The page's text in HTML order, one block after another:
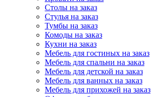
Столы на заказ
Стулья на заказ
Тумбы на заказ
Комоды на заказ
Кухни на заказ
Мебель для гостиных на заказ
Мебель для спальни на заказ
Мебель для детской на заказ
Мебель для ванных на заказ
Мебель для прихожей на заказ